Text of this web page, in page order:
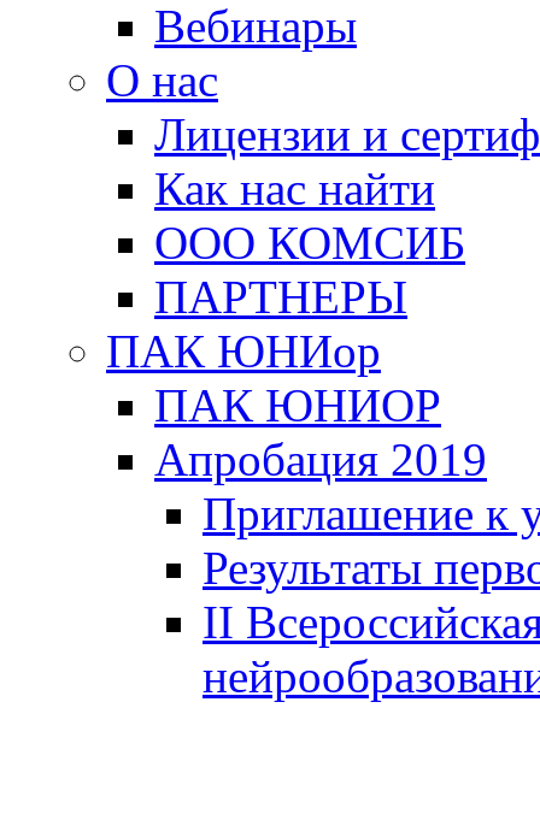
Вебинары
О нас
Лицензии и
Как нас найти
ООО КОМСИБ
ПАРТНЕРЫ
ПАК ЮНИор
ПАК ЮНИОР
Апробация 2019
Приглашение к
Результаты
II